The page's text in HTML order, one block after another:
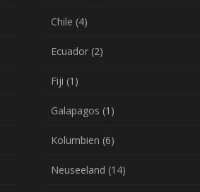
Chile (4)
Ecuador (2)
Fiji (1)
Galapagos (1)
Kolumbien (6)
Neuseeland (14)